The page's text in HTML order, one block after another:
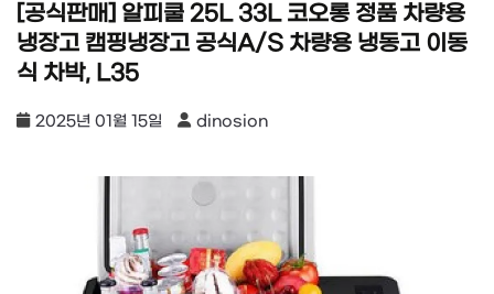
[공식판매] 알피쿨 25L 33L 코오롱 정품 차량용
냉장고 캠핑냉장고 공식A/S 차량용 냉동고 이동
식 차박, L35
2025년 01월 15일 dinosion